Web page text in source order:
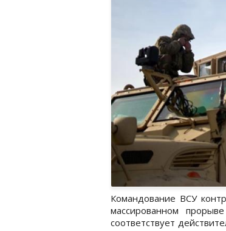
Командование ВСУ
массированном
соответствует